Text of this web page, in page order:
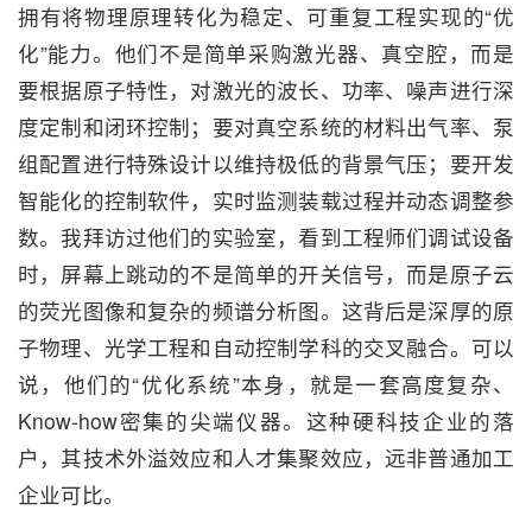
拥有将物理原理转化为稳定、可重复工程实现的“优
化”能力。他们不是简单采购激光器、真空腔，而是
要根据原子特性，对激光的波长、功率、噪声进行深
度定制和闭环控制；要对真空系统的材料出气率、泵
组配置进行特殊设计以维持极低的背景气压；要开发
智能化的控制软件，实时监测装载过程并动态调整参
数。我拜访过他们的实验室，看到工程师们调试设备
时，屏幕上跳动的不是简单的开关信号，而是原子云
的荧光图像和复杂的频谱分析图。这背后是深厚的原
子物理、光学工程和自动控制学科的交叉融合。可以
说，他们的“优化系统”本身，就是一套高度复杂、
Know-how密集的尖端仪器。这种硬科技企业的落
户，其技术外溢效应和人才集聚效应，远非普通加工
企业可比。